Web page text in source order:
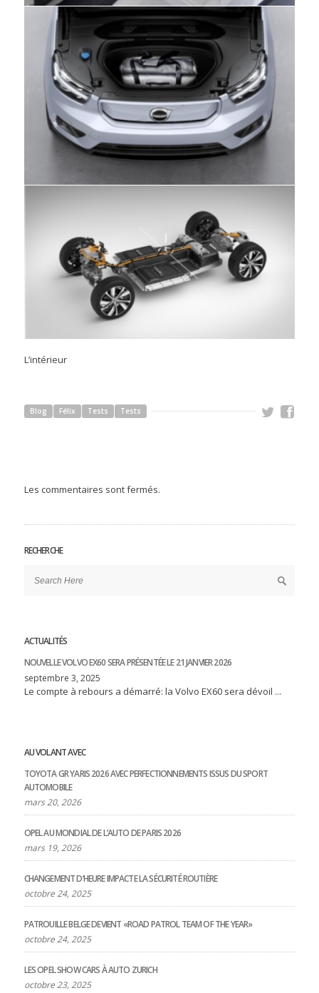
L’intérieur
Blog Félix Tests Tests
Les commentaires sont fermés.
RECHERCHE
ACTUALITÉS
NOUVELLE VOLVO EX60 SERA PRÉSENTÉE LE 21 JANVIER 2026
septembre 3, 2025
Le compte à rebours a démarré: la Volvo EX60 sera dévoil ...
AU VOLANT AVEC
TOYOTA GR YARIS 2026 AVEC PERFECTIONNEMENTS ISSUS DU SPORT
AUTOMOBILE
mars 20, 2026
OPEL AU MONDIAL DE L’AUTO DE PARIS 2026
mars 19, 2026
CHANGEMENT D’HEURE IMPACTE LA SÉCURITÉ ROUTIÈRE
octobre 24, 2025
PATROUILLE BELGE DEVIENT «ROAD PATROL TEAM OF THE YEAR»
octobre 24, 2025
LES OPEL SHOW CARS À AUTO ZURICH
octobre 23, 2025